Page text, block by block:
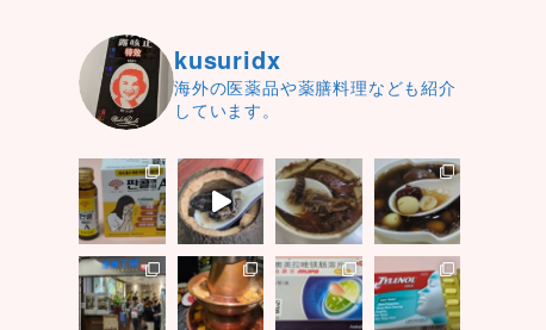
kusuridx
海外の医薬品や薬膳料理なども紹介
しています。